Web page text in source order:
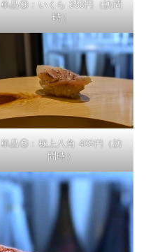
単品③：いくら 350円（訪問
時）
単品⑤：極上八角 400円（訪
問時）